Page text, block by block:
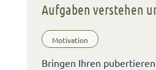
Aufgaben verstehen
Motivation
Bringen Ihren